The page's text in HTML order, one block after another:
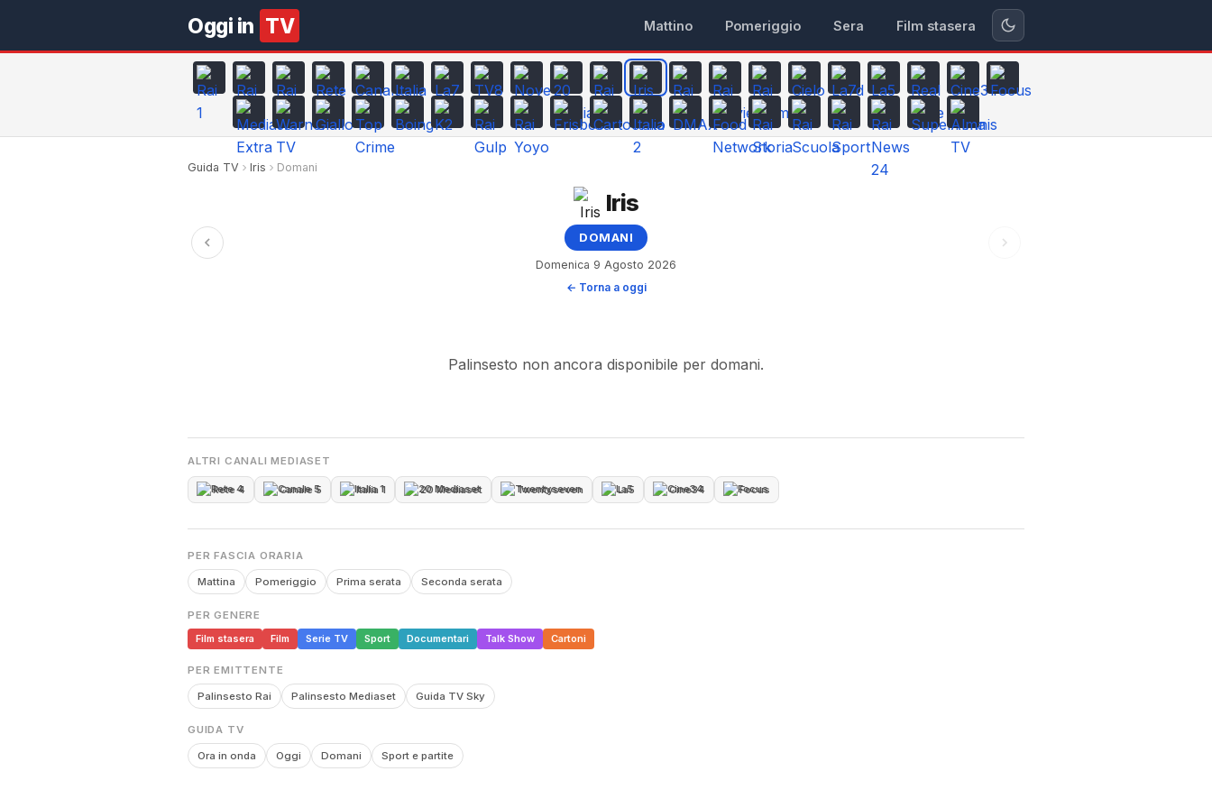
Oggi in TV Mattino Pomeriggio Sera Film stasera
Guida TV Iris Domani
Iris
DOMANI
Domenica 9 Agosto 2026
← Torna a oggi
Palinsesto non ancora disponibile per domani.
ALTRI CANALI MEDIASET
Rete 4 Canale 5 Italia 1 20 Mediaset Twentyseven La5 Cine34 Focus
PER FASCIA ORARIA
Mattina Pomeriggio Prima serata Seconda serata
PER GENERE
Film stasera
Film Serie TV Sport Documentari Talk Show Cartoni
PER EMITTENTE
Palinsesto Rai Palinsesto Mediaset Guida TV Sky
GUIDA TV
Ora in onda Oggi Domani Sport e partite